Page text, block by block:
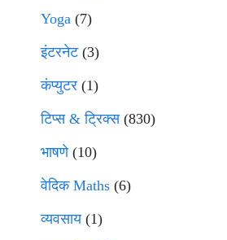
Yoga (7)
इंटरनेट(3)
कंप्युटर (1)
टिप्स & ट्रिक्स(830)
भाषणे(10)
वेदिक Maths (6)
व्यवसाय(1)